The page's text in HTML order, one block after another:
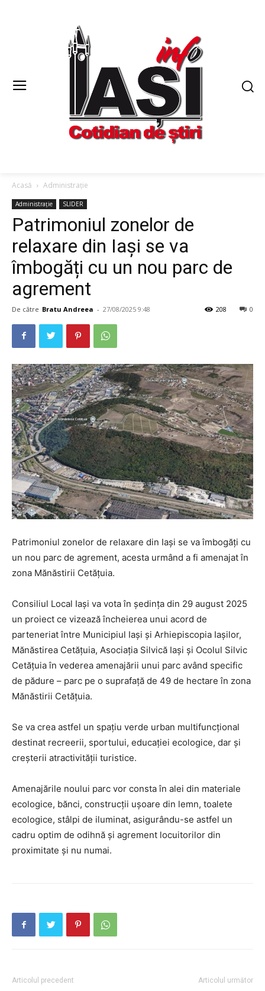
Acasă Administrație
Administrație SLIDER
Patrimoniul zonelor de
relaxare din Iași se va
îmbogăți cu un nou parc de
agrement
De către Bratu Andreea - 27/08/2025 9:48 0
208
Patrimoniul zonelor de relaxare din Iași se va îmbogăți cu
un nou parc de agrement, acesta urmând a fi amenajat în
zona Mănăstirii Cetățuia.
Consiliul Local Iași va vota în ședința din 29 august 2025
un proiect ce vizează încheierea unui acord de
parteneriat între Municipiul Iași și Arhiepiscopia Iașilor,
Mănăstirea Cetățuia, Asociația Silvică Iași și Ocolul Silvic
Cetățuia în vederea amenajării unui parc având specific
de pădure – parc pe o suprafață de 49 de hectare în zona
Mănăstirii Cetățuia.
Se va crea astfel un spațiu verde urban multifuncțional
destinat recreerii, sportului, educației ecologice, dar și
creșterii atractivității turistice.
Amenajările noului parc vor consta în alei din materiale
ecologice, bănci, construcții ușoare din lemn, toalete
ecologice, stâlpi de iluminat, asigurându-se astfel un
cadru optim de odihnă și agrement locuitorilor din
proximitate și nu numai.
Articolul precedent Articolul următor